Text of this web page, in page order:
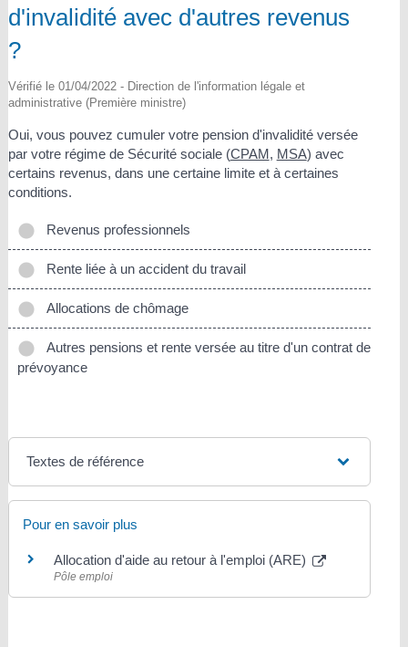
d'invalidité avec d'autres revenus
?
Vérifié le 01/04/2022 - Direction de l'information légale et
administrative (Première ministre)
Oui, vous pouvez cumuler votre pension d'invalidité versée
par votre régime de Sécurité sociale (CPAM, MSA) avec
certains revenus, dans une certaine limite et à certaines
conditions.
Revenus professionnels
Rente liée à un accident du travail
Allocations de chômage
Autres pensions et rente versée au titre d'un contrat de
prévoyance
Textes de référence
Pour en savoir plus
Allocation d'aide au retour à l'emploi (ARE)
Pôle emploi